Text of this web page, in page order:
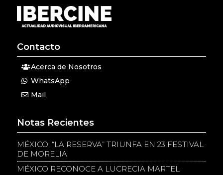
Contacto
Acerca de Nosotros
WhatsApp
Mail
Notas Recientes
MÉXICO: “LA RESERVA” TRIUNFA EN 23 FESTIVAL
DE MORELIA
MÉXICO RECONOCE A LUCRECIA MARTEL